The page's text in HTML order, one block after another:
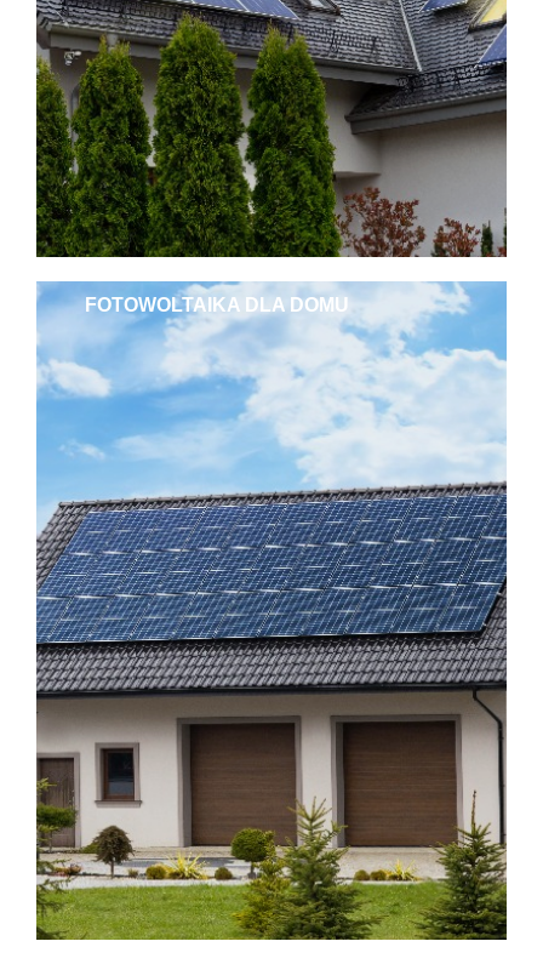
FOTOWOLTAIKA DLA DOMU